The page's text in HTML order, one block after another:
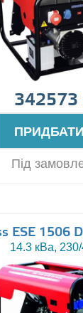
342573
ПРИДБАТИ
Під
ESE 1506
14.3 кВа,